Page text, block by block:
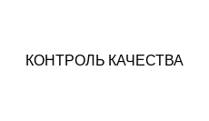
КОНТРОЛЬ КАЧЕСТВА